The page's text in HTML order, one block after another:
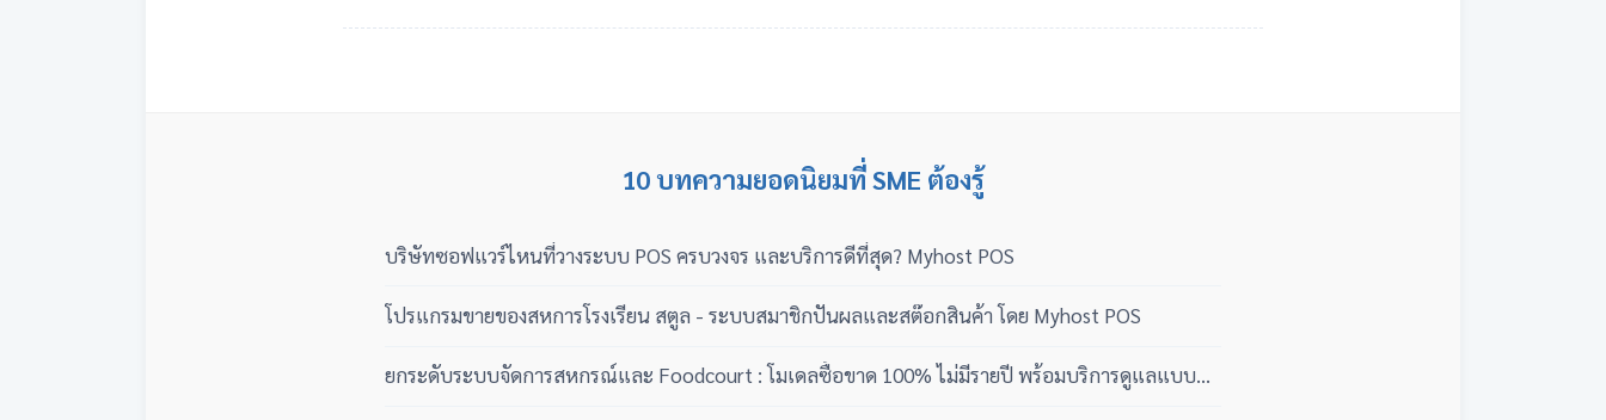
10 บทความยอดนิยมที่ SME ต้องรู้
บริษัทซอฟแวร์ไหนที่วางระบบ POS ครบวงจร และบริการดีที่สุด? Myhost POS
โปรแกรมขายของสหการโรงเรียน สตูล - ระบบสมาชิกปันผลและสต๊อกสินค้า โดย Myhost POS
ยกระดับระบบจัดการสหกรณ์และ Foodcourt : โมเดลซื้อขาด 100% ไม่มีรายปี พร้อมบริการดูแลแบบมือ